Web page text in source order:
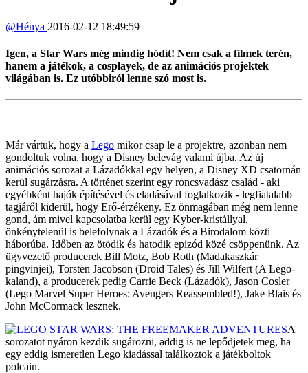
@Hénya 2016-02-12 18:49:59
Igen, a Star Wars még mindig hódít! Nem csak a filmek terén,
hanem a játékok, a cosplayek, de az animációs projektek
világában is. Ez utóbbiról lenne szó most is.
Már vártuk, hogy a Lego mikor csap le a projektre, azonban nem
gondoltuk volna, hogy a Disney belevág valami újba. Az új
animációs sorozat a Lázadókkal egy helyen, a Disney XD csatornán
kerül sugárzásra. A történet szerint egy roncsvadász család - aki
egyébként hajók építésével és eladásával foglalkozik - legfiatalabb
tagjáről kiderül, hogy Erő-érzékeny. Ez önmagában még nem lenne
gond, ám mivel kapcsolatba kerül egy Kyber-kristállyal,
önkénytelenül is belefolynak a Lázadók és a Birodalom közti
háborúba. Időben az ötödik és hatodik epizód közé csöppenünk. Az
ügyvezető producerek Bill Motz, Bob Roth (Madakaszkár
pingvinjei), Torsten Jacobson (Droid Tales) és Jill Wilfert (A Lego-
kaland), a producerek pedig Carrie Beck (Lázadók), Jason Cosler
(Lego Marvel Super Heroes: Avengers Reassembled!), Jake Blais és
John McCormack lesznek.
A
sorozatot nyáron kezdik sugározni, addig is ne lepődjetek meg, ha
egy eddig ismeretlen Lego kiadással találkoztok a játékboltok
polcain.